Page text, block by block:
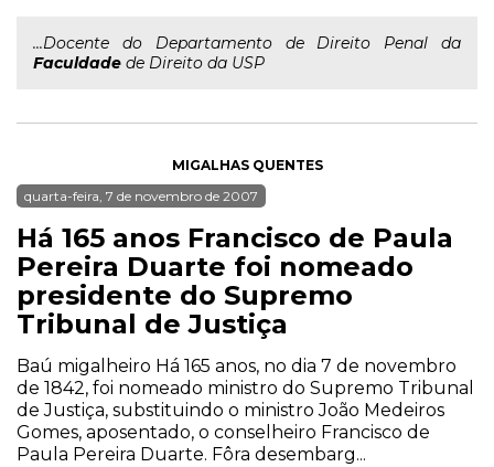
...Docente do Departamento de Direito Penal da
Faculdade de Direito da USP
MIGALHAS QUENTES
quarta-feira, 7 de novembro de 2007
Há 165 anos Francisco de Paula
Pereira Duarte foi nomeado
presidente do Supremo
Tribunal de Justiça
Baú migalheiro Há 165 anos, no dia 7 de novembro
de 1842, foi nomeado ministro do Supremo Tribunal
de Justiça, substituindo o ministro João Medeiros
Gomes, aposentado, o conselheiro Francisco de
Paula Pereira Duarte. Fôra desembarg...